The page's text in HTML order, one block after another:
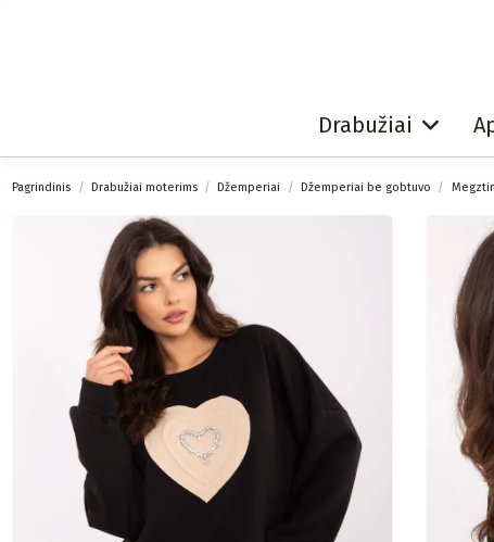
Drabužiai
Pagrindinis Drabužiai moterims Džemperiai Džemperiai be gobtuvo